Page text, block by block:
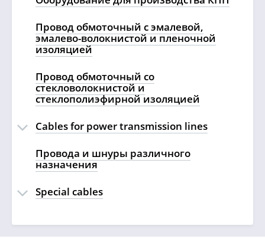
Провод обмоточный с эмалевой,
эмалево-волокнистой и пленочной
изоляцией
Провод обмоточный со
стекловолокнистой и
стеклополиэфирной изоляцией
Cables for power transmission lines
Провода и шнуры различного
назначения
Special cables